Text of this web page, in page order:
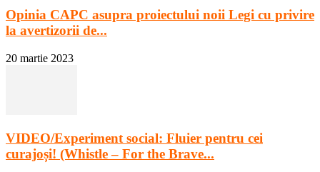
Opinia CAPC asupra proiectului noii Legi cu privire
la avertizorii de...
20 martie 2023
VIDEO/Experiment social: Fluier pentru cei
curajoși! (Whistle – For the Brave...